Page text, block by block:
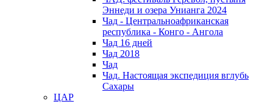
Эннеди и озера Унианга 2024
Чад - Центральноафриканская
республика - Конго - Ангола
Чад 16 дней
Чад 2018
Чад
Чад. Настоящая экспедиция вглубь
Сахары
ЦАР